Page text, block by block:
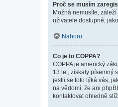
Proč se musím
Možná nemusíte,
uživatele dostupné,
Nahoru
Co je to COPPA?
COPPA je americký
13 let, získaly písemný
jestli se toto týká vás,
na vědomí, že ani
kontaktovat ohledně